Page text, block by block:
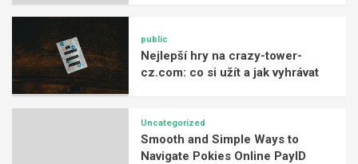
public
Nejlepší hry na crazy-tower-
cz.com: co si užít a jak vyhrávat
Uncategorized
Smooth and Simple Ways to
Navigate Pokies Online PayID